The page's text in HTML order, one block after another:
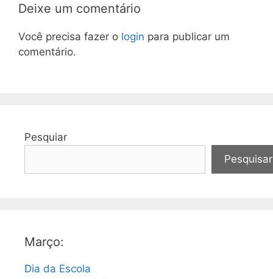
Deixe um comentário
Você precisa fazer o login para publicar um
comentário.
Pesquiar
Pesquisar
Março:
Dia da Escola